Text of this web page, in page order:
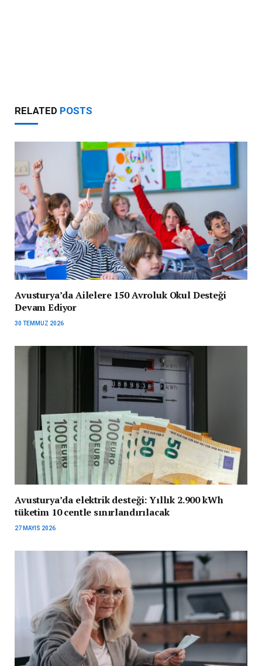
RELATED POSTS
Avusturya’da Ailelere 150 Avroluk Okul Desteği
Devam Ediyor
30 TEMMUZ 2026
Avusturya’da elektrik desteği: Yıllık 2.900 kWh
tüketim 10 centle sınırlandırılacak
27 MAYIS 2026